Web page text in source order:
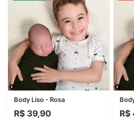
Body Liso - Rosa
R$ 39,90 R$